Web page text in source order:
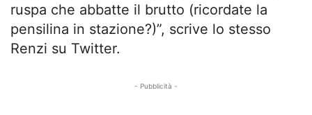
ruspa che abbatte il brutto (ricordate la
pensilina in stazione?)”, scrive lo stesso
Renzi su Twitter.
- Pubblicità -